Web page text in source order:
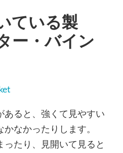
ている製
ー・バイン
あると、強くて見やすい
なかったりします。
ったり、見開いて見ると